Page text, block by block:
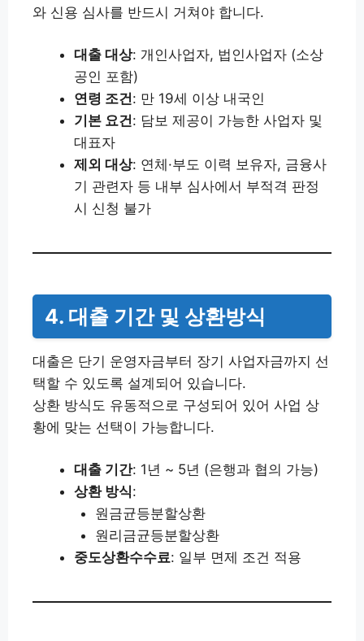
와 신용 심사를 반드시 거쳐야 합니다.
대출 대상: 개인사업자, 법인사업자 (소상
공인 포함)
연령 조건: 만 19세 이상 내국인
기본 요건: 담보 제공이 가능한 사업자 및
대표자
제외 대상: 연체·부도 이력 보유자, 금융사
기 관련자 등 내부 심사에서 부적격 판정
시 신청 불가
4. 대출 기간 및 상환방식
대출은 단기 운영자금부터 장기 사업자금까지 선
택할 수 있도록 설계되어 있습니다.
상환 방식도 유동적으로 구성되어 있어 사업 상
황에 맞는 선택이 가능합니다.
대출 기간: 1년 ~ 5년 (은행과 협의 가능)
상환 방식:
원금균등분할상환
원리금균등분할상환
중도상환수수료: 일부 면제 조건 적용